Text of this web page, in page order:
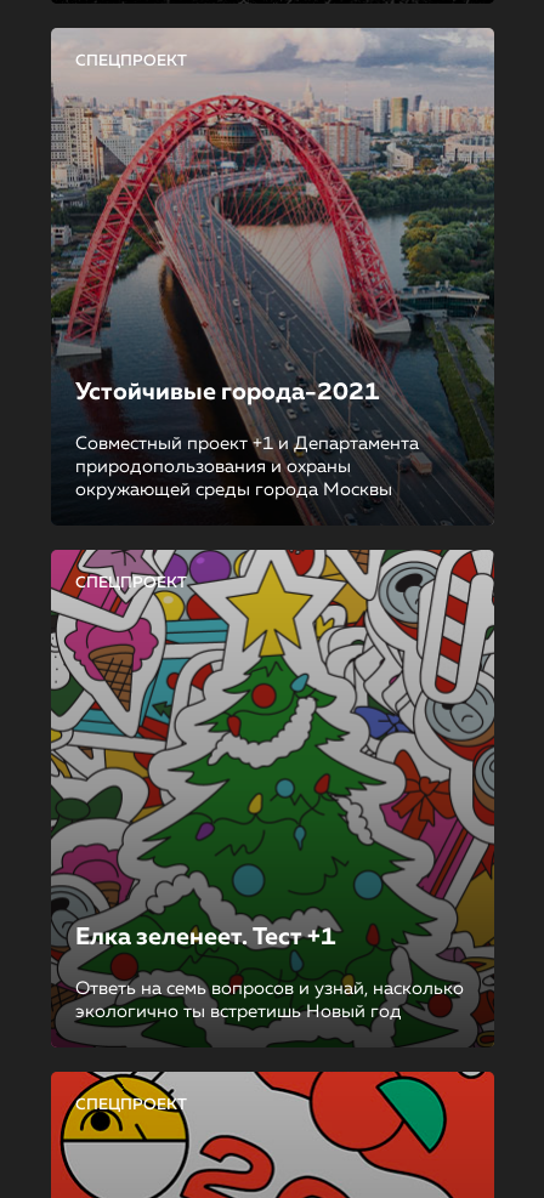
СПЕЦПРОЕКТ
Устойчивые города-2021
Совместный проект +1 и Департамента
природопользования и охраны
окружающей среды города Москвы
СПЕЦПРОЕКТ
Елка зеленеет. Тест +1
Ответь на семь вопросов и узнай, насколько
экологично ты встретишь Новый год
СПЕЦПРОЕКТ